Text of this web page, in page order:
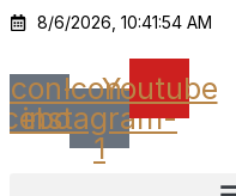
Ir
o
conteúdo
8/6/2026, 10:41:54 AM
Icon-Icon-
instagram-
1
Youtube